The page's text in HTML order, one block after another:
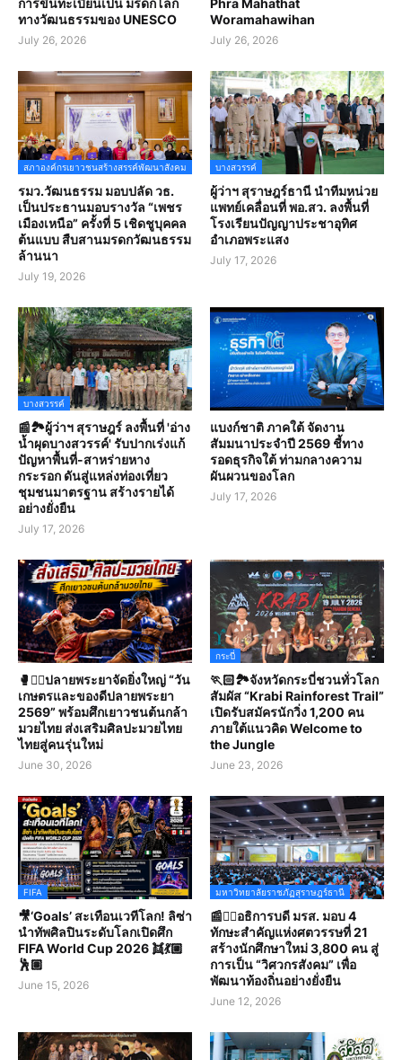
ทางวัฒนธรรมของ UNESCO
July 26, 2026
Woramahawihan
July 26, 2026
สภาองค์กรเยาวชนสร้างสรรค์พัฒนาสังคม
รมว.วัฒนธรรม มอบปลัด วธ.
เป็นประธานมอบรางวัล “เพชร
เมืองเหนือ” ครั้งที่ 5 เชิดชูบุคคล
ต้นแบบ สืบสานมรดกวัฒนธรรม
ล้านนา
July 19, 2026
บางสวรรค์
ผู้ว่าฯ สุราษฎร์ธานี นำทีมหน่วย
แพทย์เคลื่อนที่ พอ.สว. ลงพื้นที่
โรงเรียนปัญญาประชาอุทิศ
อำเภอพระแสง
July 17, 2026
บางสวรรค์
📰🏞️ผู้ว่าฯ สุราษฎร์ ลงพื้นที่ 'อ่าง
น้ำผุดบางสวรรค์' รับปากเร่งแก้
ปัญหาพื้นที่-สาหร่ายหาง
กระรอก ดันสู่แหล่งท่องเที่ยว
ชุมชนมาตรฐาน สร้างรายได้
อย่างยั่งยืน
July 17, 2026
แบงก์ชาติ ภาคใต้ จัดงาน
สัมมนาประจำปี 2569 ชี้ทาง
รอดธุรกิจใต้ ท่ามกลางความ
ผันผวนของโลก
July 17, 2026
🥊🤼‍♀️ปลายพระยาจัดยิ่งใหญ่ “วัน
เกษตรและของดีปลายพระยา
2569” พร้อมศึกเยาวชนต้นกล้า
มวยไทย ส่งเสริมศิลปะมวยไทย
ไทยสู่คนรุ่นใหม่
June 30, 2026
กระบี่
🏃🏻🏞️จังหวัดกระบี่ชวนทั่วโลก
สัมผัส “Krabi Rainforest Trail”
เปิดรับสมัครนักวิ่ง 1,200 คน
ภายใต้แนวคิด Welcome to
the Jungle
June 23, 2026
FIFA
🎥‘Goals’ สะเทือนเวทีโลก! ลิซ่า
นำทัพศิลปินระดับโลกเปิดศึก
FIFA World Cup 2026 👯💃🏼
🕺🏽
June 15, 2026
มหาวิทยาลัยราชภัฏสุราษฎร์ธานี
📰✍🏻อธิการบดี มรส. มอบ 4
ทักษะสำคัญแห่งศตวรรษที่ 21
สร้างนักศึกษาใหม่ 3,800 คน สู่
การเป็น “วิศวกรสังคม” เพื่อ
พัฒนาท้องถิ่นอย่างยั่งยืน
June 12, 2026